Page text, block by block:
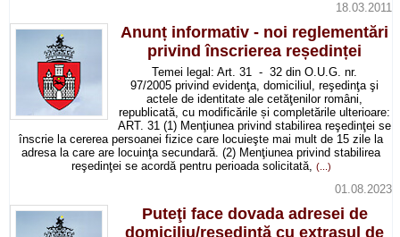
18.03.2011
Anunț informativ - noi reglementări
privind înscrierea reședinței
Temei legal: Art. 31 - 32 din O.U.G. nr.
97/2005 privind evidenţa, domiciliul, reşedinţa şi
actele de identitate ale cetăţenilor români,
republicată, cu modificările și completările ulterioare:
ART. 31 (1) Menţiunea privind stabilirea reşedinţei se
înscrie la cererea persoanei fizice care locuieşte mai mult de 15 zile la
adresa la care are locuinţa secundară. (2) Menţiunea privind stabilirea
reşedinţei se acordă pentru perioada solicitată, (...)
01.08.2023
Puteţi face dovada adresei de
domiciliu/reşedinţă cu extrasul de